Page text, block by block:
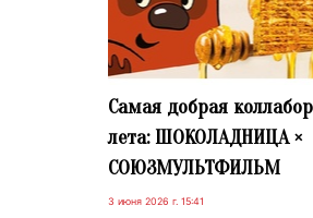
Самая добрая
лета: ШОКОЛАДНИЦА ×
СОЮЗМУЛЬТФИЛЬМ
3 июня 2026 г. 15:41